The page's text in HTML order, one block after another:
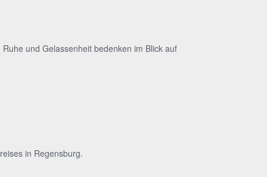
und Gelassenheit bedenken im Blick auf
in Regensburg.